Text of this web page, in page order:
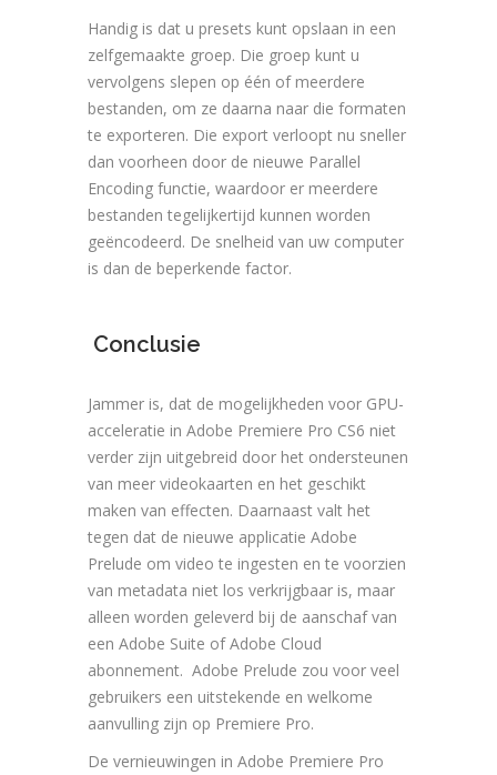
Handig is dat u presets kunt opslaan in een
zelfgemaakte groep. Die groep kunt u
vervolgens slepen op één of meerdere
bestanden, om ze daarna naar die formaten
te exporteren. Die export verloopt nu sneller
dan voorheen door de nieuwe Parallel
Encoding functie, waardoor er meerdere
bestanden tegelijkertijd kunnen worden
geëncodeerd. De snelheid van uw computer
is dan de beperkende factor.
Conclusie
Jammer is, dat de mogelijkheden voor GPU-
acceleratie in Adobe Premiere Pro CS6 niet
verder zijn uitgebreid door het ondersteunen
van meer videokaarten en het geschikt
maken van effecten. Daarnaast valt het
tegen dat de nieuwe applicatie Adobe
Prelude om video te ingesten en te voorzien
van metadata niet los verkrijgbaar is, maar
alleen worden geleverd bij de aanschaf van
een Adobe Suite of Adobe Cloud
abonnement. Adobe Prelude zou voor veel
gebruikers een uitstekende en welkome
aanvulling zijn op Premiere Pro.
De vernieuwingen in Adobe Premiere Pro